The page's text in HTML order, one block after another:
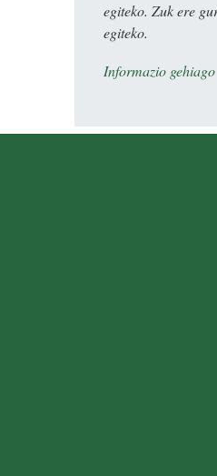
egiteko. Zuk ere
egiteko.
Informazio gehiago